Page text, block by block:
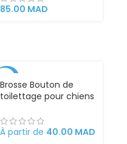
Buccale Parfaite –
85.00 MAD
Brosse Bouton de
toilettage pour chiens
À partir de 40.00 MAD